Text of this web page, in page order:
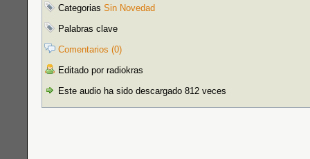
Categorias Sin Novedad
Palabras clave
Comentarios (0)
Editado por radiokras
Este audio ha sido descargado 812 veces